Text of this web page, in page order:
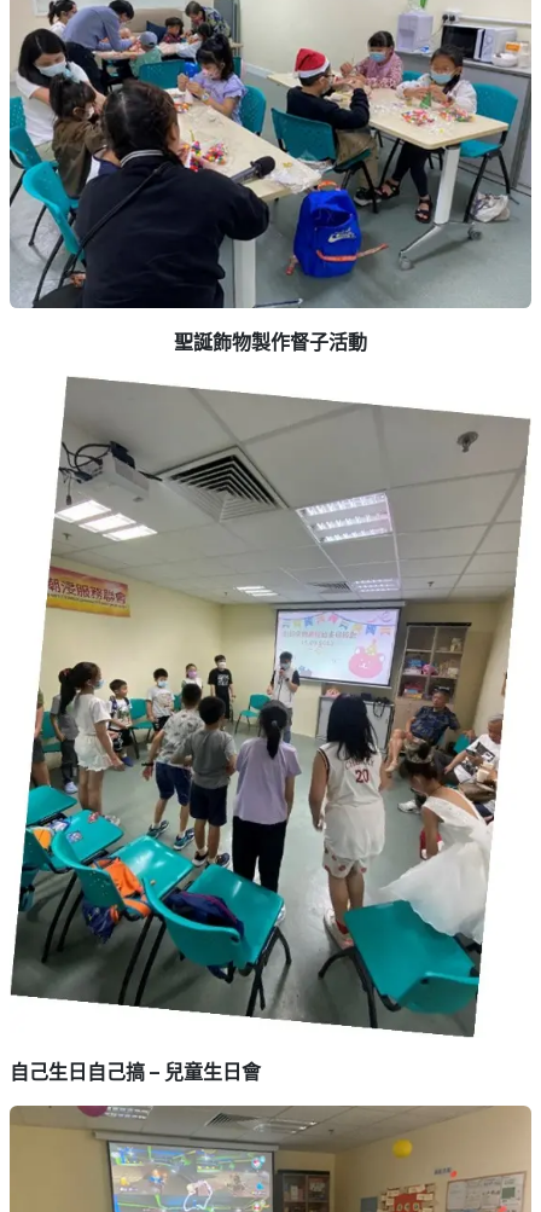
聖誕飾物製作督子活動
自己生日自己搞 – 兒童生日會